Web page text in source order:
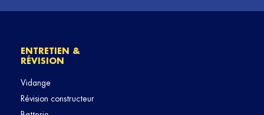
ENTRETIEN &
RÉVISION
Vidange
Révision constructeur